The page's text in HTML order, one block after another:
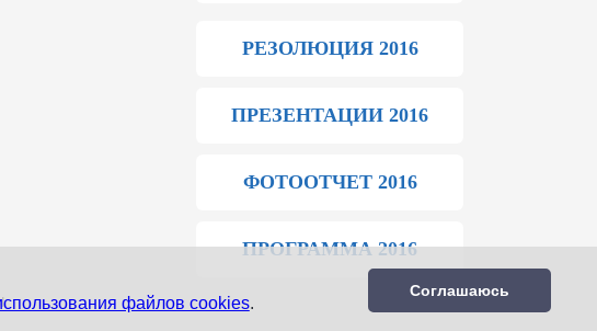
файлов cookies.
Соглашаюсь
РЕЗОЛЮЦИЯ 2016
ПРЕЗЕНТАЦИИ 2016
ФОТООТЧЕТ 2016
ПРОГРАММА 2016